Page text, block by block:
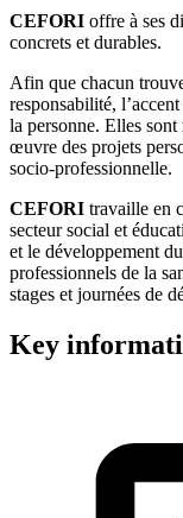
CEFORI offre à ses
concrets et durables.
Afin que chacun
responsabilité,
la personne. Elles
œuvre des projets
socio-professionnelle.
CEFORI travaille en
secteur social et
et le développement
professionnels de la
stages et journées de
Key